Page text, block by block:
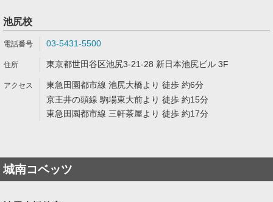
池尻校
03-5431-5500
東京都世田谷区池尻3-21-28 新日本池尻ビル 3F
東急田園都市線 池尻大橋より 徒歩 約6分
京王井の頭線 駒場東大前より 徒歩 約15分
東急田園都市線 三軒茶屋より 徒歩 約17分
城南コベッツ